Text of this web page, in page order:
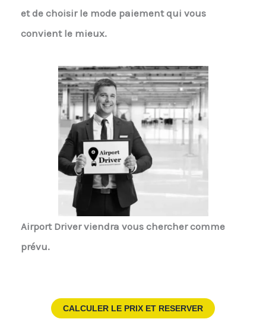
et de choisir le mode paiement qui vous
convient le mieux.
Airport Driverviendra vous chercher comme
prévu.
CALCULER LE PRIX ET RESERVER